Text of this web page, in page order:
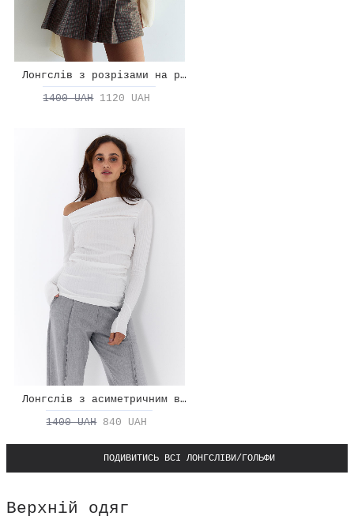
Лонгслів з розрізами на рукавах
1400 UAH 1120 UAH
Лонгслів з асиметричним вирізом
1400 UAH 840 UAH
ПОДИВИТИСЬ ВСІ ЛОНГСЛІВИ/ГОЛЬФИ
Верхній одяг